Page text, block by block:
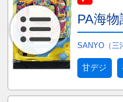
PA海
SANYO（三
甘デジ